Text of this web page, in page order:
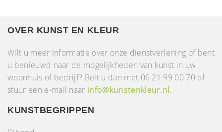
OVER KUNST EN KLEUR
Wilt u meer informatie over onze dienstverlening of bent
u benieuwd naar de mogelijkheden van kunst in uw
woonhuis of bedrijf? Belt u dan met 06 21 99 00 70 of
stuur een e-mail naar info@kunstenkleur.nl.
KUNSTBEGRIPPEN